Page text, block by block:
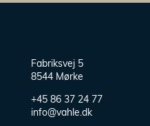
Fabriksvej 5
8544 Mørke
+45 86 37 24 77
info@vahle.dk